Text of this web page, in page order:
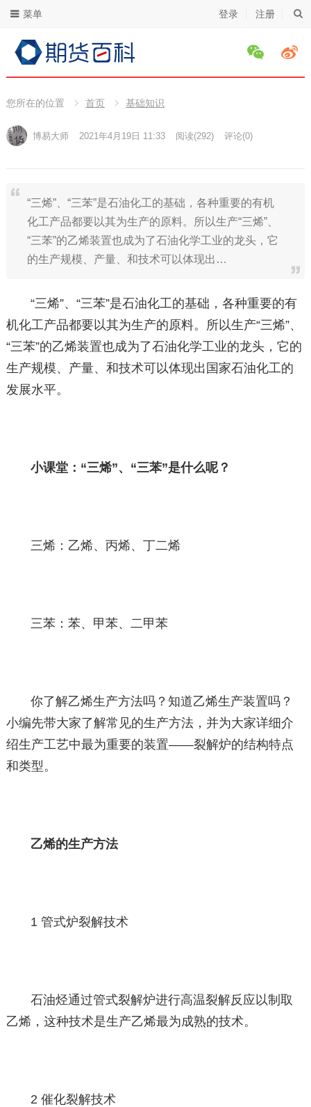
登录 注册
菜单
您所在的位置 首页 基础知识
博易大师 2021年4月19日 11:33 阅读(292) 评论(0)
“三烯”、“三苯”是石油化工的基础，各种重要的有机
化工产品都要以其为生产的原料。所以生产“三烯”、
“三苯”的乙烯装置也成为了石油化学工业的龙头，它
的生产规模、产量、和技术可以体现出…
“三烯”、“三苯”是石油化工的基础，各种重要的有
机化工产品都要以其为生产的原料。所以生产“三烯”、
“三苯”的乙烯装置也成为了石油化学工业的龙头，它的
生产规模、产量、和技术可以体现出国家石油化工的
发展水平。
小课堂：“三烯”、“三苯”是什么呢？
三烯：乙烯、丙烯、丁二烯
三苯：苯、甲苯、二甲苯
你了解乙烯生产方法吗？知道乙烯生产装置吗？
小编先带大家了解常见的生产方法，并为大家详细介
绍生产工艺中最为重要的装置——裂解炉的结构特点
和类型。
乙烯的生产方法
1 管式炉裂解技术
石油烃通过管式裂解炉进行高温裂解反应以制取
乙烯，这种技术是生产乙烯最为成熟的技术。
2 催化裂解技术